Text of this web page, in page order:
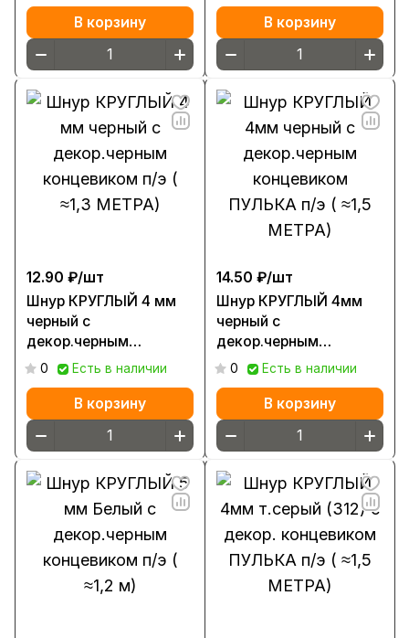
В корзину
В корзину
12.90 ₽/шт
Шнур КРУГЛЫЙ 4 мм
черный с
декор.черным
концевиком п/э ( ≈1,3
0 Есть в наличии
В корзину
14.50 ₽/шт
Шнур КРУГЛЫЙ 4мм
черный с
декор.черным
концевиком ПУЛЬКА
0 Есть в наличии
В корзину